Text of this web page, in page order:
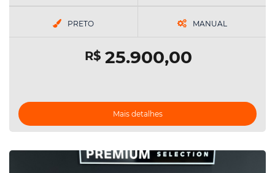
PRETO MANUAL
R$25.900,00
Mais detalhes